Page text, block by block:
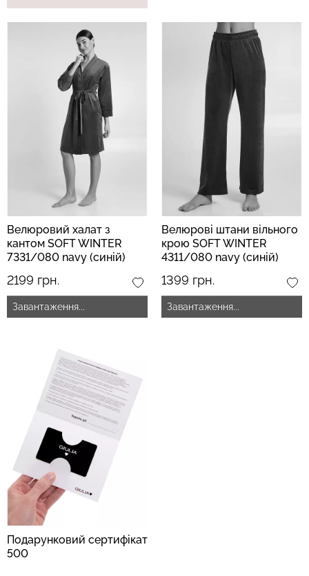
Велюровий халат з
кантом SOFT WINTER
7331/080 navy (синій)
2199 грн.
Завантаження...
Велюрові штани вільного
крою SOFT WINTER
4311/080 navy (синій)
1399 грн.
Завантаження...
Подарунковий сертифікат
500
Безшовний топ з легкою
корекцією BRA
SHAPEWEAR nude
(бежевий) Giulia
699 грн.
Велосипедки з пуш-ап
ефектом безшовні
TRACKS SHAPE black
(чорний) Giulia
649 грн.